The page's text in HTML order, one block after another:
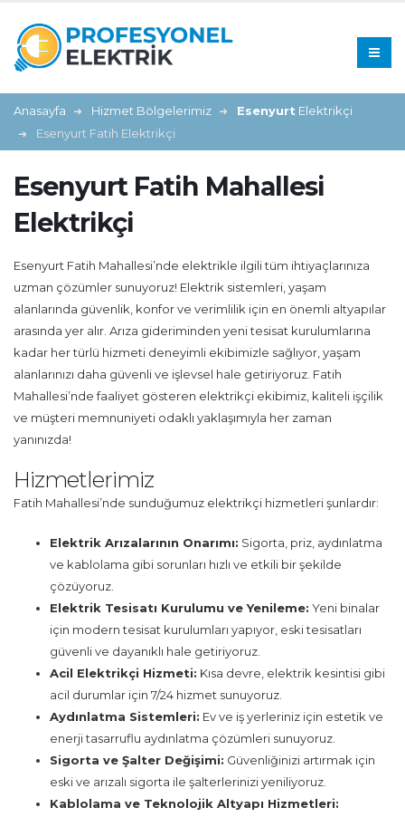
Anasayfa Hizmet Bölgelerimiz Esenyurt Elektrikçi
Esenyurt Fatih Elektrikçi
Esenyurt Fatih Mahallesi
Elektrikçi
Esenyurt Fatih Mahallesi’nde elektrikle ilgili tüm ihtiyaçlarınıza
uzman çözümler sunuyoruz! Elektrik sistemleri, yaşam
alanlarında güvenlik, konfor ve verimlilik için en önemli altyapılar
arasında yer alır. Arıza gideriminden yeni tesisat kurulumlarına
kadar her türlü hizmeti deneyimli ekibimizle sağlıyor, yaşam
alanlarınızı daha güvenli ve işlevsel hale getiriyoruz. Fatih
Mahallesi’nde faaliyet gösteren elektrikçi ekibimiz, kaliteli işçilik
ve müşteri memnuniyeti odaklı yaklaşımıyla her zaman
yanınızda!
Hizmetlerimiz
Fatih Mahallesi’nde sunduğumuz elektrikçi hizmetleri şunlardır:
Elektrik Arızalarının Onarımı: Sigorta, priz, aydınlatma
ve kablolama gibi sorunları hızlı ve etkili bir şekilde
çözüyoruz.
Elektrik Tesisatı Kurulumu ve Yenileme: Yeni binalar
için modern tesisat kurulumları yapıyor, eski tesisatları
güvenli ve dayanıklı hale getiriyoruz.
Acil Elektrikçi Hizmeti: Kısa devre, elektrik kesintisi gibi
acil durumlar için 7/24 hizmet sunuyoruz.
Aydınlatma Sistemleri: Ev ve iş yerleriniz için estetik ve
enerji tasarruflu aydınlatma çözümleri sunuyoruz.
Sigorta ve Şalter Değişimi: Güvenliğinizi artırmak için
eski ve arızalı sigorta ile şalterlerinizi yeniliyoruz.
Kablolama ve Teknolojik Altyapı Hizmetleri: